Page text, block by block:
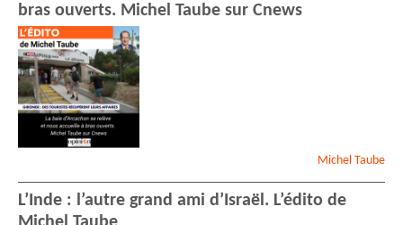
bras ouverts. Michel Taube sur Cnews
Michel Taube
L’Inde : l’autre grand ami d’Israël. L’édito de